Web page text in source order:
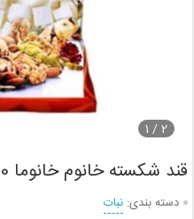
2 /
1
قند شکسته خانوم خانوما 300 گرمی
دسته بندی: نبات